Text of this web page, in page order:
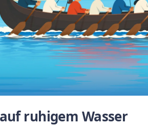
ruhigem Wasser